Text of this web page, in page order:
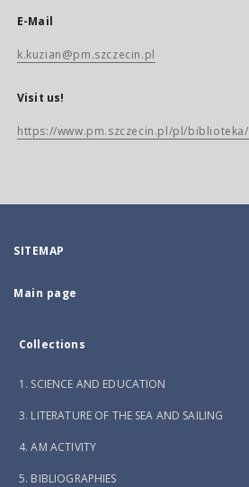
E-Mail
k.kuzian@pm.szczecin.pl
Visit us!
https://www.pm.szczecin.pl/pl/biblioteka/
SITEMAP
Main page
Collections
1. SCIENCE AND EDUCATION
3. LITERATURE OF THE SEA AND SAILING
4. AM ACTIVITY
5. BIBLIOGRAPHIES